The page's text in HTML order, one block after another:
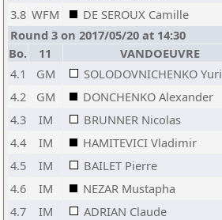
3.8 WFM DE SEROUX Camille
Round 3 on 2017/05/20 at 14:30
Bo.
11 VANDOEUVRE
4.1
GM SOLODOVNICHENKO Yuri
4.2
GM DONCHENKO Alexander
4.3
IM BRUNNER Nicolas
4.4
IM HAMITEVICI Vladimir
4.5
IM BAILET Pierre
4.6
IM NEZAR Mustapha
4.7
IM ADRIAN Claude